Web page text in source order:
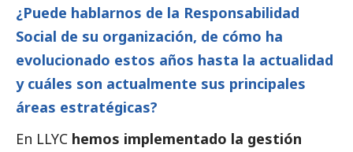
¿Puede hablarnos de la Responsabilidad
Social de su organización, de cómo ha
evolucionado estos años hasta la actualidad
y cuáles son actualmente sus principales
áreas estratégicas?
En LLYC hemos implementado la gestión